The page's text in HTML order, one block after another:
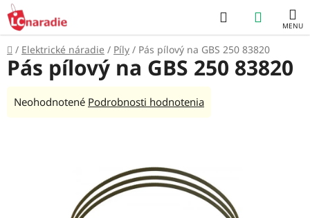
Prejsť
na
obsah
Hľadať
KOŠÍK
Domov
/ Elektrické náradie / Píly / Pás pílový na GBS 250 83820
Pás pílový na GBS 250 83820
Priemerné
Neohodnotené Podrobnosti hodnotenia